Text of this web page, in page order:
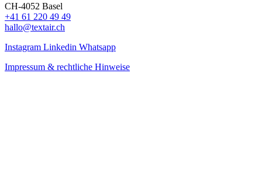
CH-4052 Basel
+41 61 220 49 49
hallo@textair.ch
Instagram Linkedin Whatsapp
Impressum & rechtliche Hinweise